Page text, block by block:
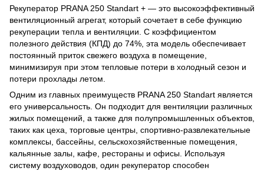
Рекуператор PRANA 250 Standart + — это высокоэффективный
вентиляционный агрегат, который сочетает в себе функцию
рекуперации тепла и вентиляции. С коэффициентом
полезного действия (КПД) до 74%, эта модель обеспечивает
постоянный приток свежего воздуха в помещение,
минимизируя при этом тепловые потери в холодный сезон и
потери прохлады летом.
Одним из главных преимуществ PRANA 250 Standart является
его универсальность. Он подходит для вентиляции различных
жилых помещений, а также для полупромышленных объектов,
таких как цеха, торговые центры, спортивно-развлекательные
комплексы, бассейны, сельскохозяйственные помещения,
кальянные залы, кафе, рестораны и офисы. Используя
систему воздуховодов, один рекуператор способен